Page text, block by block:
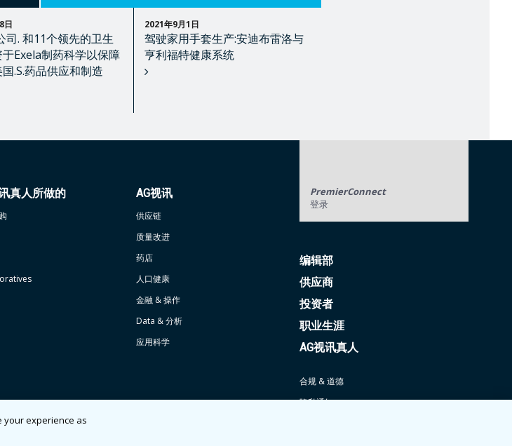
日
司. 和11个领先的卫生
Exela制药科学以保障
.S.药品供应和制造
2021年9月1日
驾驶家用手套生产:安迪布雷洛与
亨利福特健康系统
阅
真人所做的 AG视讯
供应链
质量改进
药店
人口健康
金融 & 操作
Data & 分析
应用科学
PremierConnect
登录
编辑部
供应商
投资者
职业生涯
AG视讯真人
合规 & 道德
隐私通知
your experience as